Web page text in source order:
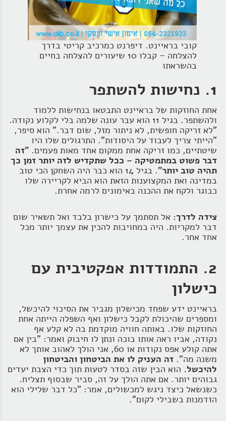
קובי בראיינט. דיפרנט כמרכיב קריטי בדרך
להצלחה – קבלו 10 שיעורים להצלחה בחיים
בהשראתו
1. נחישות להשתפר
אחת החוזקות של בראיינט התבטאו בנחישות ללמוד
ולהשתפר. בגיל 11 הוא עבר עונה שלמה בלי לקלוע נקודה.
"לא זריקה חופשית, לא ניתור מזל, שום דבר." הוא סיפר,
"הייתי צריך לעבוד על היסודות". התרגולים שלו היו
שיטתיים, כמו זריקה אחת ממקום אחד מאות פעמים. "זה
דבר פשוט במתמטיקה – ככל שתקדיש לזה יותר זמן כך
תהיה טוב יותר"
. בגיל 14 הוא כבר היה השחקן הכי טוב
במדינה ואת המקצוענות הזאת הוא הביא לקריירה שלו
כבוגר ולקח את ההכנה באימונים לרמה אחרת.
צידה לדרך: אל תסתמך על כישרון בלבד ואל תשאיר שום
דבר למקריות. היה במחויבות להכין את עצמך יותר מכל
אחד אחר.
2. התמודדות אפקטיבית עם
כישלון
בראיינט ידע שפחד מכישלון מגביר את הסיכוי להיכשל,
ומספרים שהיכולת לקבל כישלון ואף השפלה הייתה אחת
החוזקות שלו. באותה חוויה מוקדמת בה לא קלע אף
נקודה, אביו ראה אותו בוכה ונתן לו חיבוק ואמר: "בין אם
אתה קולע אפס נקודות או 60, אני הולך לאהוב אותך לא
משנה מה". זה העניק לו את הביטחון והביטחון
להיכשל. הוא הבין שזה בסדר לטעות תוך כדי הצבת יעדים
גבוהים יותר. אם אתה הולך על זה, סביר שבסוף תצליח.
כשנשאל כיצד ניגש למכשולים, אמר: "כל דבר שלילי הוא
הזדמנות בשבילי לקום".